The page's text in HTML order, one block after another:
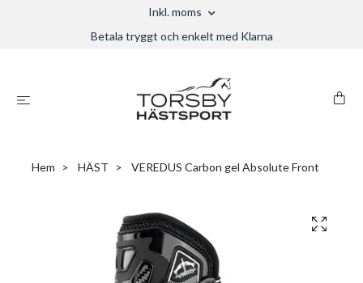
Inkl. moms
Betala tryggt och enkelt med Klarna
Hem HÄST VEREDUS Carbon gel Absolute Front